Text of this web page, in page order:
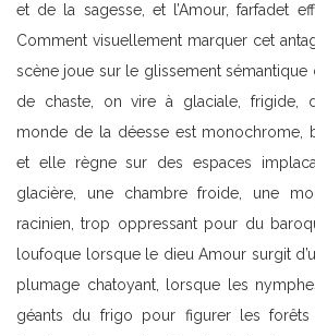
et de la sagesse, et l’Amour, farfadet
Comment visuellement marquer cet
scène joue sur le glissement sémantique
de chaste, on vire à glaciale, frigide,
monde de la déesse est monochrome,
et elle règne sur des espaces
glacière, une chambre froide, une
racinien, trop oppressant pour du
loufoque lorsque le dieu Amour surgit
plumage chatoyant, lorsque les
géants du frigo pour figurer les forêts